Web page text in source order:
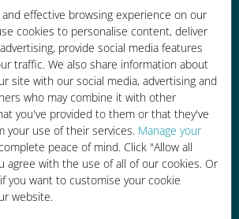
effective browsing experience on our
cookies to personalise content, deliver
provide social media features
traffic. We also share information about
site with our social media, advertising and
who may combine it with other
you've provided to them or that they've
your use of their services. Manage your
peace of mind. Click "Allow all
agree with the use of all of our cookies. Or
you want to customise your cookie
website.
Économique
90 % moins cher que les
d'itinérance avec votre
opérateur habituel
Recharge facile
via l'app Ubigi, même sans